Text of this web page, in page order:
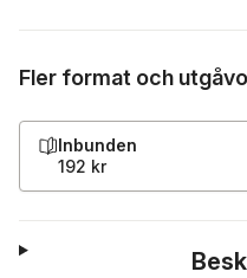
Fler format och
Inbunden
192 kr